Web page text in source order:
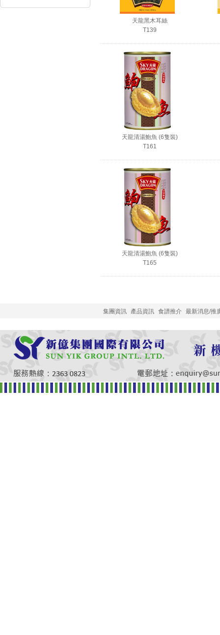
天龍黑木耳絲
T139
天龍清湯鮑魚 (6隻裝)
T161
天龍清湯鮑魚 (6隻裝)
T165
集團資訊 產品資訊 食譜推介 最新消息/推